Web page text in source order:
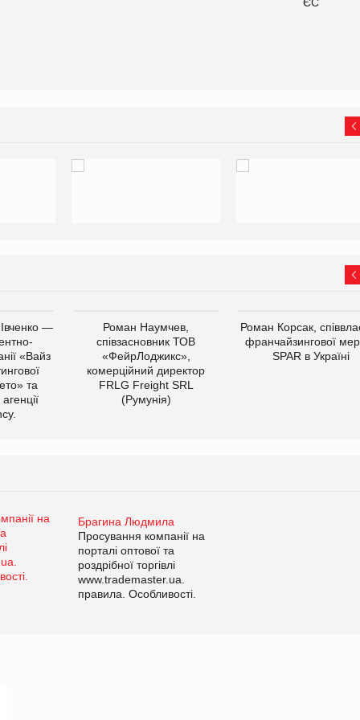
—
«Вайз
та
Роман Наумчев,
співзасновник ТОВ
«ФейрЛоджикс»,
комерційний директор
FRLG Freight SRL
(Румунія)
Роман Корсак,
франчайзингової
SPAR в Україні
Брагина Людмила
Просування компанії на
порталі оптової та
роздрібної торгівлі
www.trademaster.ua.
правила. Особливості.